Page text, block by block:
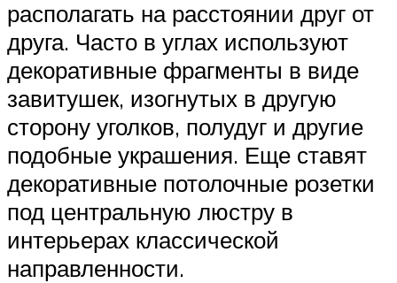
располагать на расстоянии друг от
друга. Часто в углах используют
декоративные фрагменты в виде
завитушек, изогнутых в другую
сторону уголков, полудуг и другие
подобные украшения. Еще ставят
декоративные потолочные розетки
под центральную люстру в
интерьерах классической
направленности.